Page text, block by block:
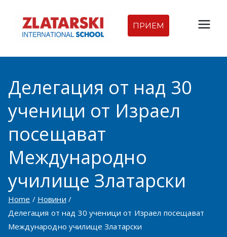
content
Междуна
родна
гимназия
Златарск
Междуна
родно
училище
ПРИЕМ
Делегация от над 30
ученици от Израел
посещават
Международно
училище Златарски
Home
Новини
Делегация от над 30 ученици от Израел посещават
Международно училище Златарски